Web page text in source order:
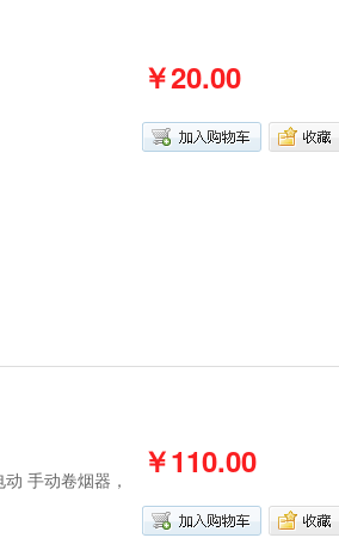
￥20.00
手动卷烟器，
￥110.00